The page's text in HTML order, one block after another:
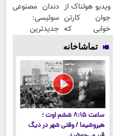
ویدیو هولناک از
جوان کارتن
خوابی که
میلیاردر شد.
آموزش رایگان
دندان مصنوعی
سوئیسی:
جدیدترین
پرداخت قسطی
تماشاخانه
ساعت ۸:۱۵ ششم اوت ؛
هیروشیما / وقتی شهر در دیگ